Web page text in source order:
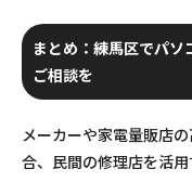
まとめ：練馬区でパ
ご相談を
メーカーや家電量販店
合、民間の修理店を活